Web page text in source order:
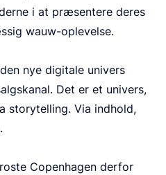
i at præsentere deres
wauw-oplevelse.
nye digitale univers
Det er et univers,
storytelling. Via indhold,
Copenhagen derfor